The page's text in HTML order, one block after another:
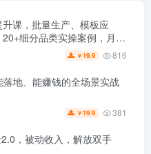
课，批量生产、模板应
细分品类实操案例，月赚
￥ 19.9 816
落地、能赚钱的全场景实战
￥ 19.9 381
，被动收入，解放双手